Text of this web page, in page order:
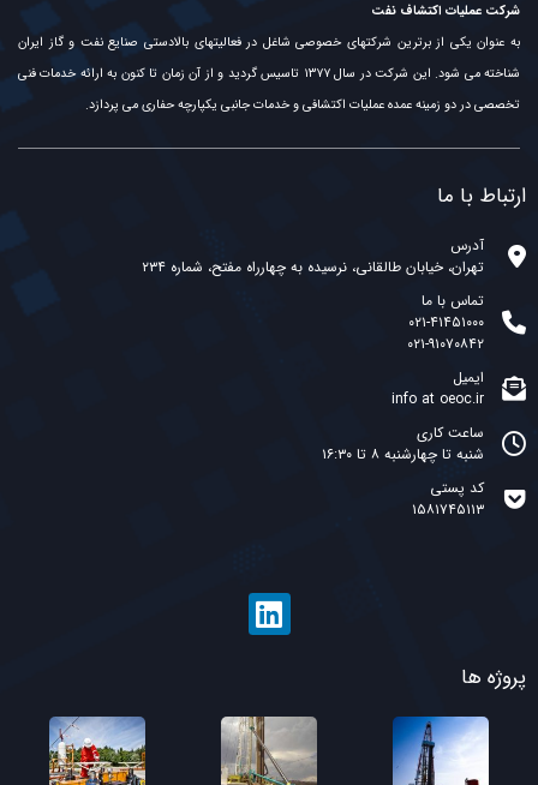
شرکت عملیات اکتشاف نفت
به عنوان یکی از برترین شرکتهای خصوصی شاغل در فعالیتهای بالادستی صنایع نفت و گاز ایران
شناخته می شود. این شرکت در سال ۱۳۷۷ تاسیس گردید و از آن زمان تا کنون به ارائه خدمات فنی
تخصصی در دو زمینه عمده عملیات اکتشافی و خدمات جانبی یکپارچه حفاری می پردازد.
ارتباط با ما
آدرس
تهران، خیابان طالقانی، نرسیده به چهارراه مفتح، شماره ۲۳۴
تماس با ما
۰۲۱-۴۱۴۵۱۰۰۰
۰۲۱-۹۱۰۷۰۸۴۲
ایمیل
info at oeoc.ir
ساعت کاری
شنبه تا چهارشنبه ۸ تا ۱۶:۳۰
کد پستی
۱۵۸۱۷۴۵۱۱۳
پروژه ها